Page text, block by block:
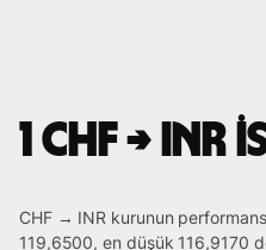
1 CHF →
CHF → INR kurunun
119,6500, en düşük 116,9170